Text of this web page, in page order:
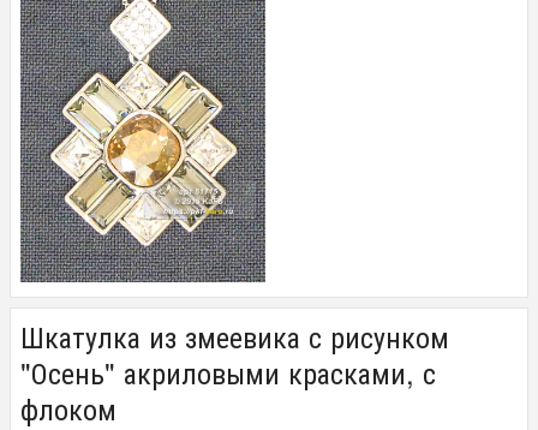
Шкатулка из змеевика с рисунком
"Осень" акриловыми красками, с
флоком